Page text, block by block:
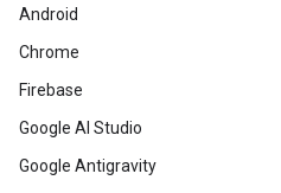
Android
Chrome
Firebase
Google AI Studio
Google Antigravity